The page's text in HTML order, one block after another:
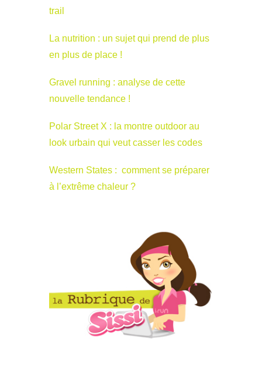
trail
La nutrition : un sujet qui prend de plus
en plus de place !
Gravel running : analyse de cette
nouvelle tendance !
Polar Street X : la montre outdoor au
look urbain qui veut casser les codes
Western States : comment se préparer
à l’extrême chaleur ?